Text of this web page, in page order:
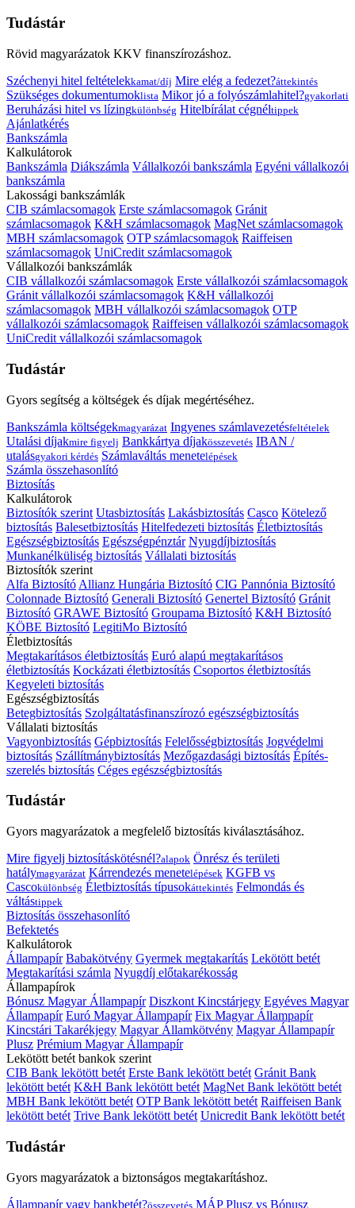
Tudástár
Rövid magyarázatok KKV finanszírozáshoz.
Széchenyi hitel feltételekkamat/díj Mire elég a fedezet?áttekintés
Szükséges dokumentumoklista Mikor jó a folyószámlahitel?gyakorlati
Beruházási hitel vs lízingkülönbség Hitelbírálat cégnéltippek
Ajánlatkérés
Bankszámla
Kalkulátorok
Bankszámla Diákszámla Vállalkozói bankszámla Egyéni vállalkozói
bankszámla
Lakossági bankszámlák
CIB számlacsomagok Erste számlacsomagok Gránit
számlacsomagok K&H számlacsomagok MagNet számlacsomagok
MBH számlacsomagok OTP számlacsomagok Raiffeisen
számlacsomagok UniCredit számlacsomagok
Vállalkozói bankszámlák
CIB vállalkozói számlacsomagok Erste vállalkozói számlacsomagok
Gránit vállalkozói számlacsomagok K&H vállalkozói
számlacsomagok MBH vállalkozói számlacsomagok OTP
vállalkozói számlacsomagok Raiffeisen vállalkozói számlacsomagok
UniCredit vállalkozói számlacsomagok
Tudástár
Gyors segítség a költségek és díjak megértéséhez.
Bankszámla költségekmagyarázat Ingyenes számlavezetésfeltételek
Utalási díjakmire figyelj Bankkártya díjakösszevetés IBAN /
utalásgyakori kérdés Számlaváltás menetelépések
Számla összehasonlító
Biztosítás
Kalkulátorok
Biztosítók szerint Utasbiztosítás Lakásbiztosítás Casco Kötelező
biztosítás Balesetbiztosítás Hitelfedezeti biztosítás Életbiztosítás
Egészségbiztosítás Egészségpénztár Nyugdíjbiztosítás
Munkanélküliség biztosítás Vállalati biztosítás
Biztosítók szerint
Alfa Biztosító Allianz Hungária Biztosító CIG Pannónia Biztosító
Colonnade Biztosító Generali Biztosító Genertel Biztosító Gránit
Biztosító GRAWE Biztosító Groupama Biztosító K&H Biztosító
KÖBE Biztosító LegitiMo Biztosító
Életbiztosítás
Megtakarításos életbiztosítás Euró alapú megtakarításos
életbiztosítás Kockázati életbiztosítás Csoportos életbiztosítás
Kegyeleti biztosítás
Egészségbiztosítás
Betegbiztosítás Szolgáltatásfinanszírozó egészségbiztosítás
Vállalati biztosítás
Vagyonbiztosítás Gépbiztosítás Felelősségbiztosítás Jogvédelmi
biztosítás Szállítmánybiztosítás Mezőgazdasági biztosítás Építés-
szerelés biztosítás Céges egészségbiztosítás
Tudástár
Gyors magyarázatok a megfelelő biztosítás kiválasztásához.
Mire figyelj biztosításkötésnél?alapok Önrész és területi
hatálymagyarázat Kárrendezés menetelépések KGFB vs
Cascokülönbség Életbiztosítás típusokáttekintés Felmondás és
váltástippek
Biztosítás összehasonlító
Befektetés
Kalkulátorok
Állampapír Babakötvény Gyermek megtakarítás Lekötött betét
Megtakarítási számla Nyugdíj előtakarékosság
Állampapírok
Bónusz Magyar Állampapír Diszkont Kincstárjegy Egyéves Magyar
Állampapír Euró Magyar Állampapír Fix Magyar Állampapír
Kincstári Takarékjegy Magyar Államkötvény Magyar Állampapír
Plusz Prémium Magyar Állampapír
Lekötött betét bankok szerint
CIB Bank lekötött betét Erste Bank lekötött betét Gránit Bank
lekötött betét K&H Bank lekötött betét MagNet Bank lekötött betét
MBH Bank lekötött betét OTP Bank lekötött betét Raiffeisen Bank
lekötött betét Trive Bank lekötött betét Unicredit Bank lekötött betét
Tudástár
Gyors magyarázatok a biztonságos megtakarításhoz.
Állampapír vagy bankbetét?összevetés MÁP Plusz vs Bónusz